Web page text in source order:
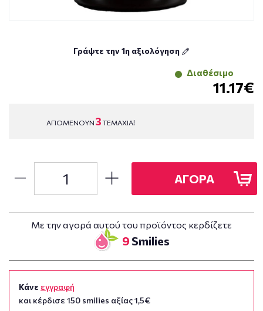
Γράψτε την 1η αξιολόγηση
Διαθέσιμο
11.17€
ΑΠΟΜΕΝΟΥΝ 3 ΤΕΜΑΧΙΑ!
ΑΓΟΡΑ
Με την αγορά αυτού του προϊόντος κερδίζετε
9 Smilies
Κάνε εγγραφή
και κέρδισε 150 smilies αξίας 1,5€